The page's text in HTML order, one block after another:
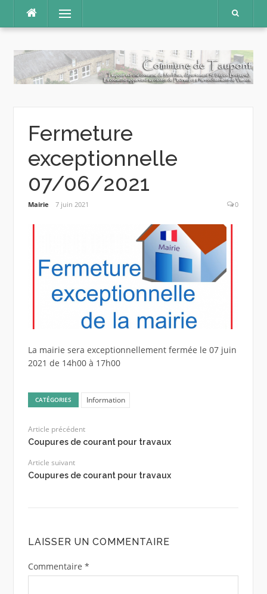
contenu
Menu
Fermeture
exceptionnelle
07/06/2021
Mairie 7 juin 2021 0
La mairie sera exceptionnellement fermée le 07 juin
2021 de 14h00 à 17h00
CATÉGORIES Information
Article précédent
Coupures de courant pour travaux
Article suivant
Coupures de courant pour travaux
LAISSER UN COMMENTAIRE
Commentaire *